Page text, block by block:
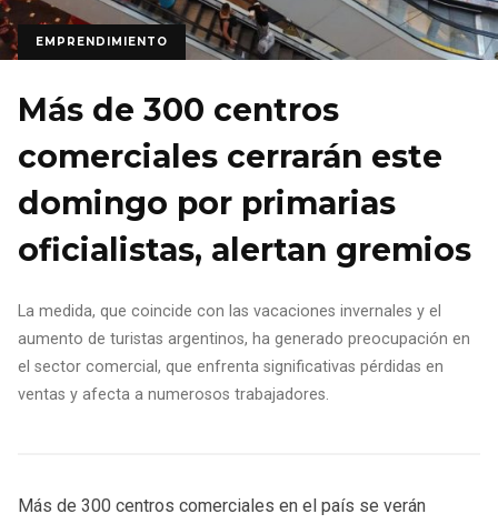
EMPRENDIMIENTO
Más de 300 centros
comerciales cerrarán este
domingo por primarias
oficialistas, alertan gremios
La medida, que coincide con las vacaciones invernales y el
aumento de turistas argentinos, ha generado preocupación en
el sector comercial, que enfrenta significativas pérdidas en
ventas y afecta a numerosos trabajadores.
Más de 300 centros comerciales en el país se verán